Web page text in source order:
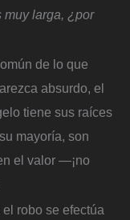
muy larga, ¿por
de lo que
absurdo, el
tiene sus raíces
mayoría, son
el valor —¡no
robo se efectúa